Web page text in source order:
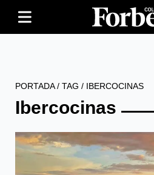
PORTADA/ TAG / IBERCOCINAS
Ibercocinas